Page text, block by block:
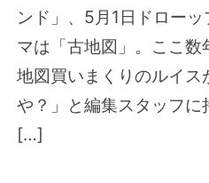
ンド」、5月1日ドロー
マは「古地図」。ここ
地図買いまくりのルイ
や？」と編集スタッフに
[…]